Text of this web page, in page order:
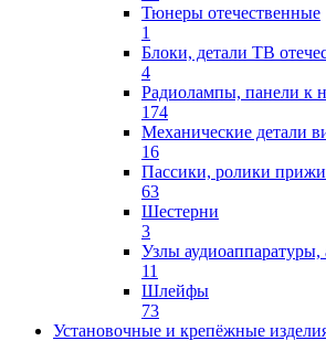
Тюнеры отечественные
1
Блоки, детали ТВ
4
Радиолампы, панели к
174
Механические детали
16
Пассики, ролики
63
Шестерни
3
Узлы аудиоаппаратуры,
11
Шлейфы
73
Установочные и крепёжные